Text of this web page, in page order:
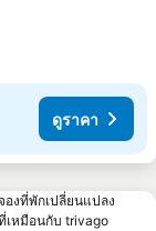
ดูราคา
องที่พักเปลี่ยนแปลง
เหมือนกับ trivago